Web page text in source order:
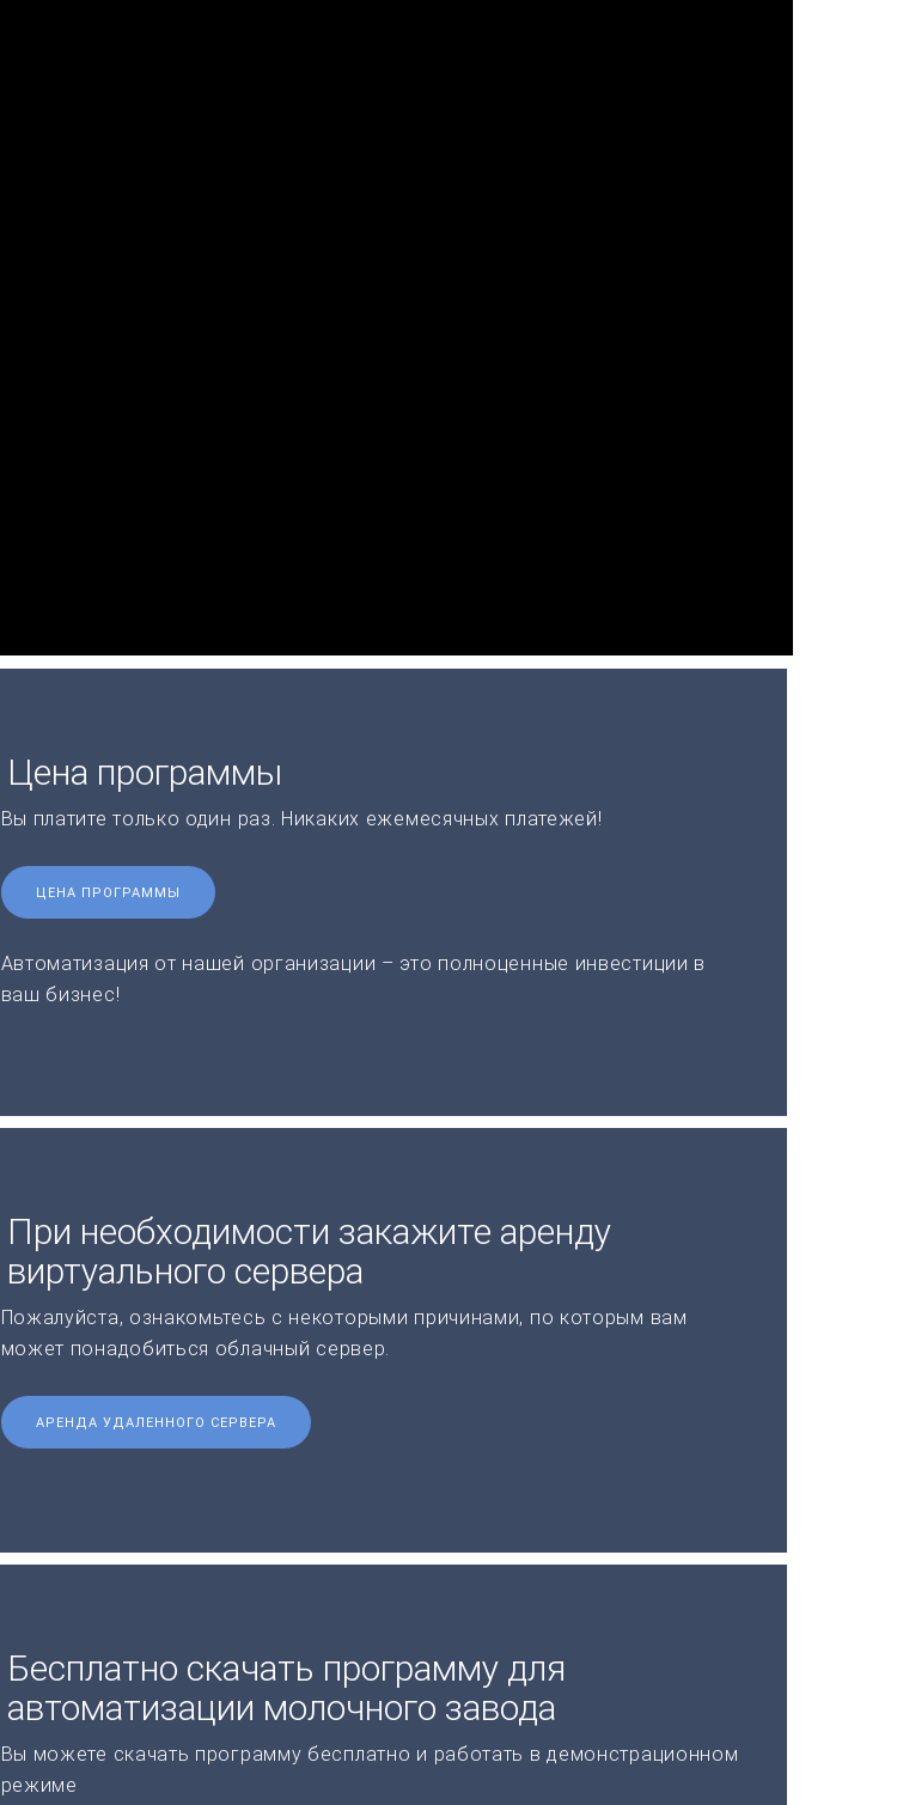
Цена программы
Вы платите только один раз. Никаких ежемесячных платежей!
ЦЕНА ПРОГРАММЫ
Автоматизация от нашей организации – это полноценные инвестиции в
ваш бизнес!
При необходимости закажите аренду
виртуального сервера
Пожалуйста, ознакомьтесь с некоторыми причинами, по которым вам
может понадобиться облачный сервер.
АРЕНДА УДАЛЕННОГО СЕРВЕРА
Бесплатно скачать программу для
автоматизации молочного завода
Вы можете скачать программу бесплатно и работать в демонстрационном
режиме